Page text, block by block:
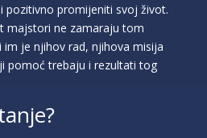
pozitivno promijeniti svoj život.
majstori ne zamaraju tom
je njihov rad, njihova misija
pomoć trebaju i rezultati tog